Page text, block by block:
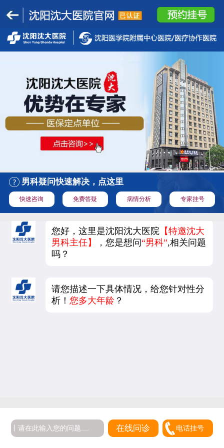
男科疑问快速解决，点这里
快速咨询 免费答疑 病情分析 专家挂号
您好，这里是沈阳沈大医院 【特邀沈大
男科主任】
，您是想问“男科”,相关问题
吗？
请您描述一下具体情况，给您针对性分
析！您多大年龄 ？
在线问诊 电话挂号